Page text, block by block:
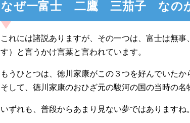
なぜ一富士 二鷹 三茄子 なの
これには諸説ありますが、その一つは、富士は無
す）と言うかけ言葉と言われています。
もうひとつは、徳川家康がこの３つを好んでいたか
そして、徳川家康のおひざ元の駿河の国の当時の名
いずれも、普段からあまり見ない夢ではありますね。